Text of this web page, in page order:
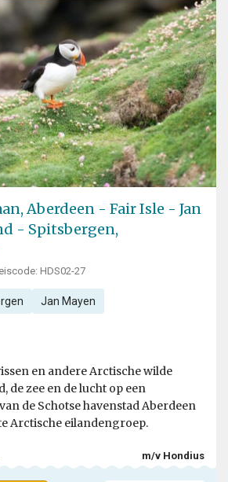
Aberdeen - Fair Isle - Jan
- Spitsbergen,
HDS02-27
Jan Mayen
en andere Arctische wilde
de zee en de lucht op een
de Schotse havenstad Aberdeen
Arctische eilandengroep.
m/v Hondius